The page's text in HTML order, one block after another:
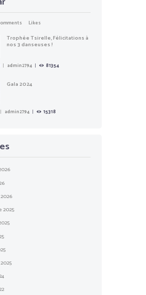
Likes
Trophée Tsirelle, Félicitations à
nos 3 danseuses !
admin2794 81354
Gala 2024
admin2794 15318
2026
2025
2025